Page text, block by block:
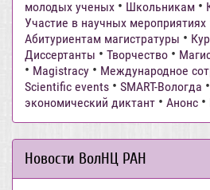
молодых ученых • Школьникам •
Участие в научных мероприятиях
Абитуриентам магистратуры •
Диссертанты • Творчество •
• Magistracy • Международное
Scientific events • SMART-Вологда •
экономический диктант • Анонс •
Новости ВолНЦ РАН